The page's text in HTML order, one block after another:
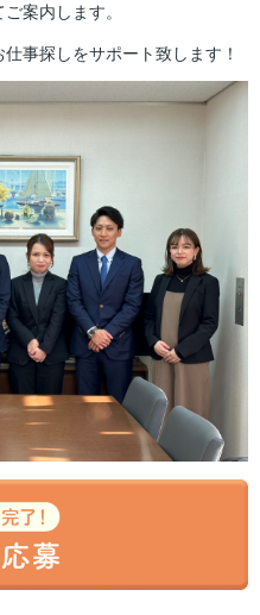
案内します。
事探しをサポート致します！